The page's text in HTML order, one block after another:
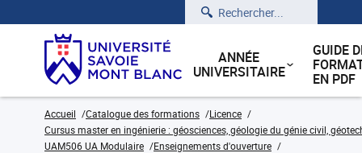
Rechercher
ANNÉE
UNIVERSITAIRE
GUIDE
EN PDF
Accueil Catalogue des formations
Licence
Cursus master en ingénierie : géosciences, géologie du génie civil,
UAM506 UA Modulaire
Enseignements d'ouverture